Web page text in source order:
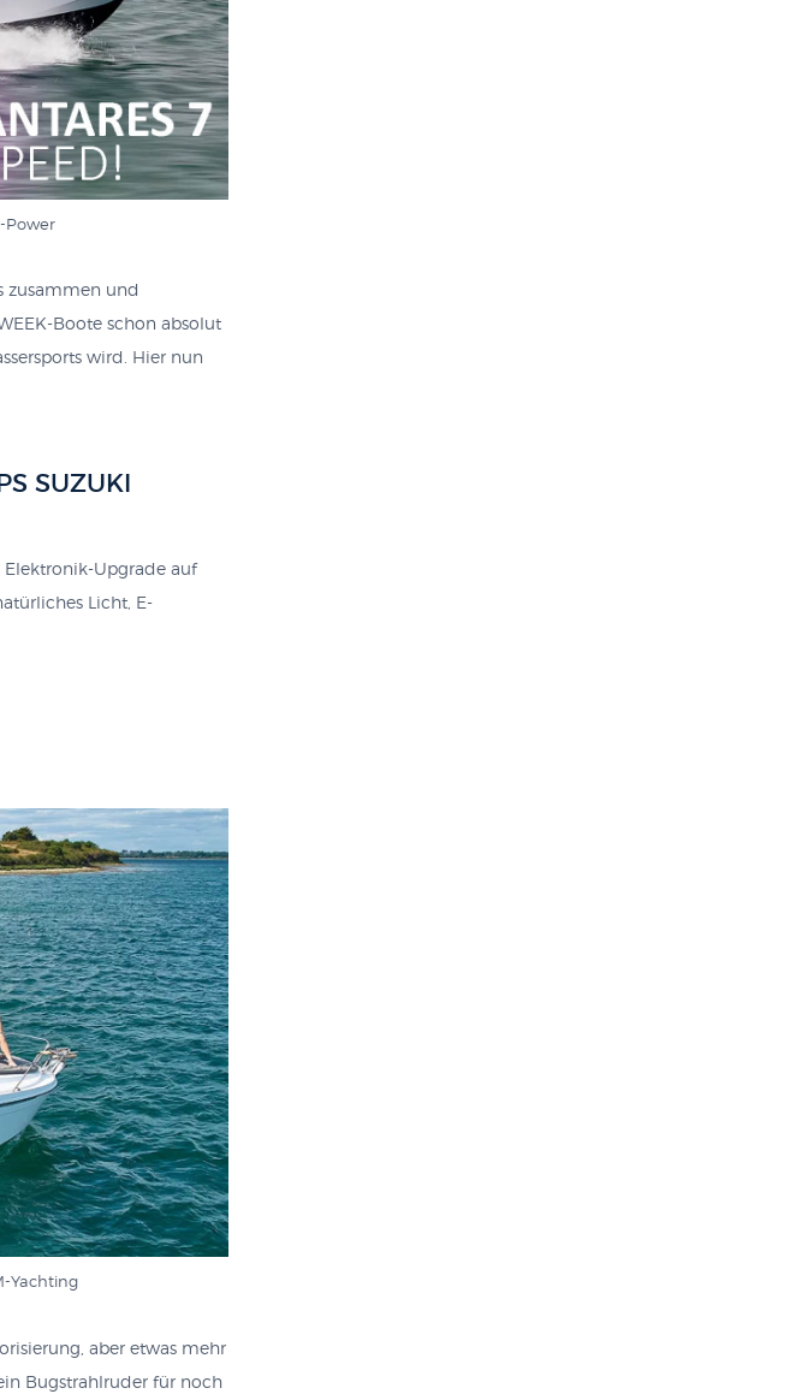
Power
zusammen und
Boote schon absolut
wird. Hier nun
SUZUKI
Elektronik-Upgrade auf
Licht, E-
Yachting
aber etwas mehr
Bugstrahlruder für noch